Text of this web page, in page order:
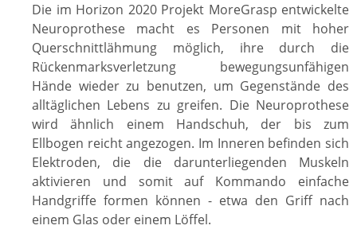
Die im Horizon 2020 Projekt MoreGrasp entwickelte
Neuroprothese macht es Personen mit hoher
Querschnittlähmung möglich, ihre durch die
Rückenmarksverletzung bewegungsunfähigen
Hände wieder zu benutzen, um Gegenstände des
alltäglichen Lebens zu greifen. Die Neuroprothese
wird ähnlich einem Handschuh, der bis zum
Ellbogen reicht angezogen. Im Inneren befinden sich
Elektroden, die die darunterliegenden Muskeln
aktivieren und somit auf Kommando einfache
Handgriffe formen können - etwa den Griff nach
einem Glas oder einem Löffel.